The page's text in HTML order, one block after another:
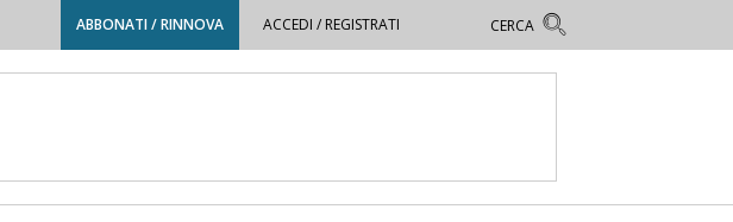
ABBONATI / RINNOVA ACCEDI / REGISTRATI